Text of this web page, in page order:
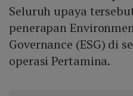
Seluruh upaya
penerapan
Governance (ESG) di
operasi Pertamina.